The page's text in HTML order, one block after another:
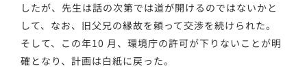
したが、先生は話の次第では道が開けるのではないかと
して、なお、旧父兄の縁故を頼って交渉を続けられた。
そして、この年10 月、環境庁の許可が下りないことが明
確となり、計画は白紙に戻った。